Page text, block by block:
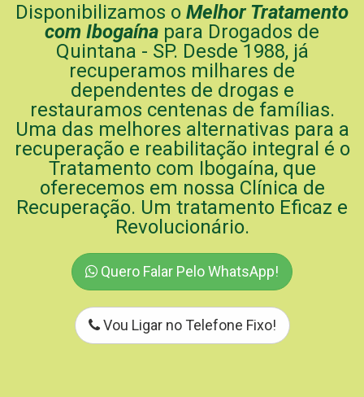
Disponibilizamos o Melhor Tratamento
com Ibogaína para Drogados de
Quintana - SP. Desde 1988, já
recuperamos milhares de
dependentes de drogas e
restauramos centenas de famílias.
Uma das melhores alternativas para a
recuperação e reabilitação integral é o
Tratamento com Ibogaína, que
oferecemos em nossa Clínica de
Recuperação. Um tratamento Eficaz e
Revolucionário.
Quero Falar Pelo WhatsApp!
Vou Ligar no Telefone Fixo!